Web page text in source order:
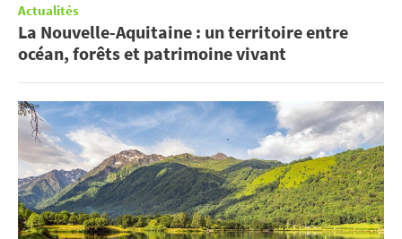
Actualités
La Nouvelle-Aquitaine : un territoire entre
océan, forêts et patrimoine vivant